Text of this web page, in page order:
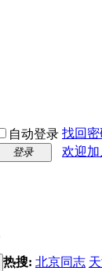
自动登录 找回密
登录
欢迎
热搜: 北京同志